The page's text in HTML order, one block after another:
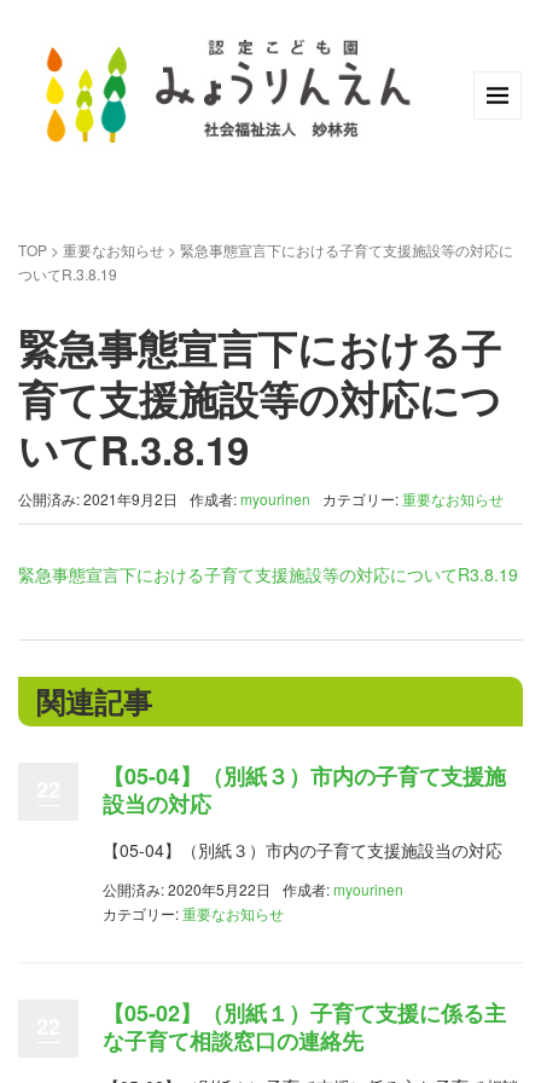
TOP > 重要なお知らせ > 緊急事態宣言下における子育て支援施設等の対応に
ついてR.3.8.19
緊急事態宣言下における子
育て支援施設等の対応につ
いてR.3.8.19
公開済み: 2021年9月2日 作成者:myourinen カテゴリー:重要なお知らせ
緊急事態宣言下における子育て支援施設等の対応についてR3.8.19
関連記事
【05-04】（別紙３）市内の子育て支援施
設当の対応
【05-04】（別紙３）市内の子育て支援施設当の対応
公開済み: 2020年5月22日 作成者:myourinen
カテゴリー:重要なお知らせ
【05-02】（別紙１）子育て支援に係る主
な子育て相談窓口の連絡先